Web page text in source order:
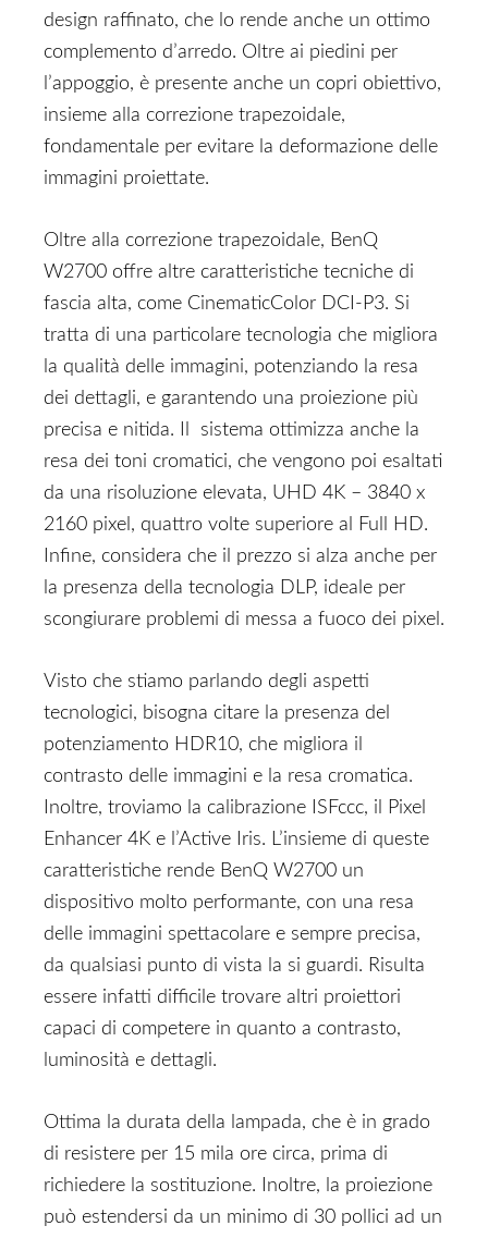
design raffinato, che lo rende anche un ottimo
complemento d’arredo. Oltre ai piedini per
l’appoggio, è presente anche un copri obiettivo,
insieme alla correzione trapezoidale,
fondamentale per evitare la deformazione delle
immagini proiettate.
Oltre alla correzione trapezoidale, BenQ
W2700 offre altre caratteristiche tecniche di
fascia alta, come CinematicColor DCI-P3. Si
tratta di una particolare tecnologia che migliora
la qualità delle immagini, potenziando la resa
dei dettagli, e garantendo una proiezione più
precisa e nitida. Il sistema ottimizza anche la
resa dei toni cromatici, che vengono poi esaltati
da una risoluzione elevata, UHD 4K – 3840 x
2160 pixel, quattro volte superiore al Full HD.
Infine, considera che il prezzo si alza anche per
la presenza della tecnologia DLP, ideale per
scongiurare problemi di messa a fuoco dei pixel.
Visto che stiamo parlando degli aspetti
tecnologici, bisogna citare la presenza del
potenziamento HDR10, che migliora il
contrasto delle immagini e la resa cromatica.
Inoltre, troviamo la calibrazione ISFccc, il Pixel
Enhancer 4K e l’Active Iris. L’insieme di queste
caratteristiche rende BenQ W2700 un
dispositivo molto performante, con una resa
delle immagini spettacolare e sempre precisa,
da qualsiasi punto di vista la si guardi. Risulta
essere infatti difficile trovare altri proiettori
capaci di competere in quanto a contrasto,
luminosità e dettagli.
Ottima la durata della lampada, che è in grado
di resistere per 15 mila ore circa, prima di
richiedere la sostituzione. Inoltre, la proiezione
può estendersi da un minimo di 30 pollici ad un